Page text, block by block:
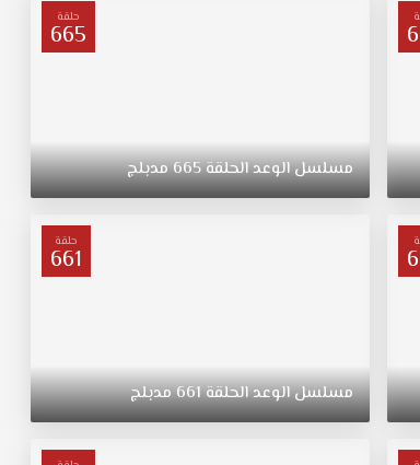
حلقة
665
مسلسلالوعدالحلقة665مدبلج
حلقة
661
مسلسلالوعدالحلقة661مدبلج